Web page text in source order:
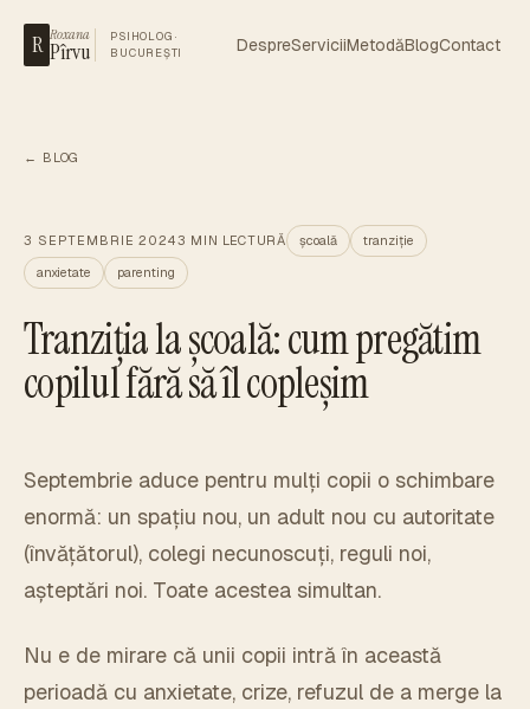
R Roxana
Pîrvu
PSIHOLOG ·
BUCUREȘTI
DespreServiciiMetodăBlogContact
← BLOG
3 SEPTEMBRIE 20243 MIN LECTURĂ școală
tranziție
anxietate
parenting
Tranziția la școală: cum pregătim
copilul fără să îl copleșim
Septembrie aduce pentru mulți copii o schimbare
enormă: un spațiu nou, un adult nou cu autoritate
(învățătorul), colegi necunoscuți, reguli noi,
așteptări noi. Toate acestea simultan.
Nu e de mirare că unii copii intră în această
perioadă cu anxietate, crize, refuzul de a merge la